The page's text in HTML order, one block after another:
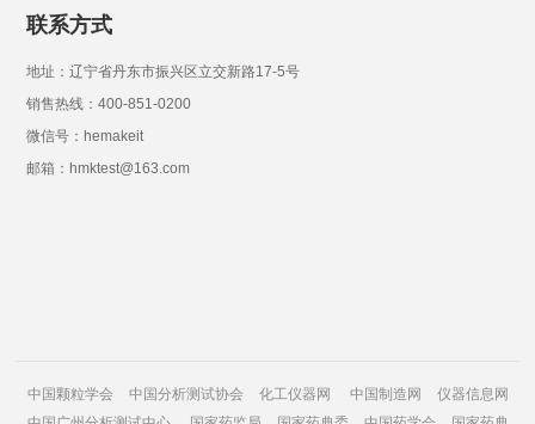
联系方式
地址：辽宁省丹东市振兴区立交新路17-5号
销售热线：400-851-0200
微信号：hemakeit
邮箱：hmktest@163.com
中国颗粒学会 中国分析测试协会 化工仪器网 中国制造网
仪器信息网